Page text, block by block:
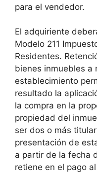
para el vendedor.
El adquiriente
Modelo 211
Residentes.
bienes inmuebles a
establecimiento
resultado la
la compra en la
propiedad del
ser dos o más
presentación de
a partir de la fecha
retiene en el pago